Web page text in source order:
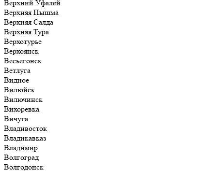
Верхний Уфалей
Верхняя Пышма
Верхняя Салда
Верхняя Тура
Верхотурье
Верхоянск
Весьегонск
Ветлуга
Видное
Вилюйск
Вилючинск
Вихоревка
Вичуга
Владивосток
Владикавказ
Владимир
Волгоград
Волгодонск